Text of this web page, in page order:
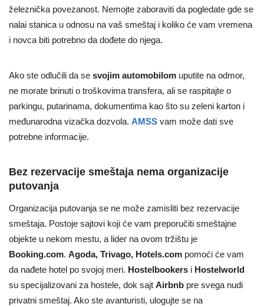
železnička povezanost. Nemojte zaboraviti da pogledate gde se
nalai stanica u odnosu na vaš smeštaj i koliko će vam vremena
i novca biti potrebno da dođete do njega.
Ako ste odlučili da se svojim automobilom uputite na odmor,
ne morate brinuti o troškovima transfera, ali se raspitajte o
parkingu, putarinama, dokumentima kao što su zeleni karton i
međunarodna vizačka dozvola. AMSS vam može dati sve
potrebne informacije.
Bez rezervacije smeštaja nema organizacije
putovanja
Organizacija putovanja se ne može zamisliti bez rezervacije
smeštaja. Postoje sajtovi koji će vam preporučiti smeštajne
objekte u nekom mestu, a lider na ovom tržištu je
Booking.com. Agoda, Trivago, Hotels.com pomoći će vam
da nađete hotel po svojoj meri. Hostelbookers i Hostelworld
su specijalizovani za hostele, dok sajt Airbnb pre svega nudi
privatni smeštaj. Ako ste avanturisti, ulogujte se na